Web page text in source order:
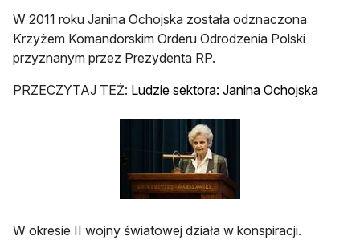
W 2011 roku Janina Ochojska została odznaczona
Krzyżem Komandorskim Orderu Odrodzenia Polski
przyznanym przez Prezydenta RP.
PRZECZYTAJ TEŻ: Ludzie sektora: Janina Ochojska
W okresie II wojny światowej działa w konspiracji.